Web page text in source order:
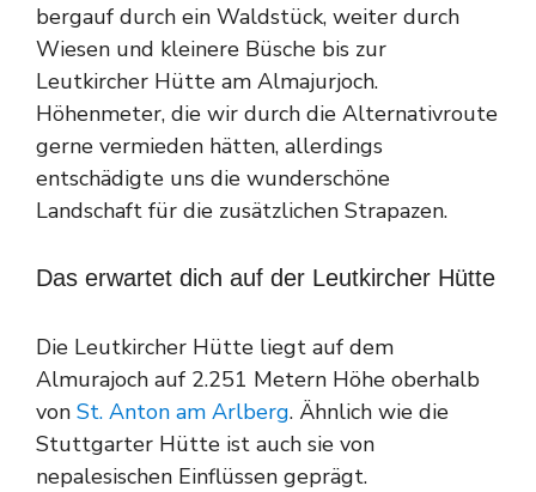
bergauf durch ein Waldstück, weiter durch
Wiesen und kleinere Büsche bis zur
Leutkircher Hütte am Almajurjoch.
Höhenmeter, die wir durch die Alternativroute
gerne vermieden hätten, allerdings
entschädigte uns die wunderschöne
Landschaft für die zusätzlichen Strapazen.
Das erwartet dich auf der Leutkircher Hütte
Die Leutkircher Hütte liegt auf dem
Almurajoch auf 2.251 Metern Höhe oberhalb
von St. Anton am Arlberg. Ähnlich wie die
Stuttgarter Hütte ist auch sie von
nepalesischen Einflüssen geprägt.